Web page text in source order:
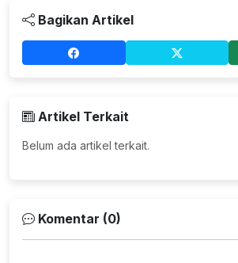
Bagikan Artikel
Artikel Terkait
Belum ada artikel terkait.
Komentar (0)